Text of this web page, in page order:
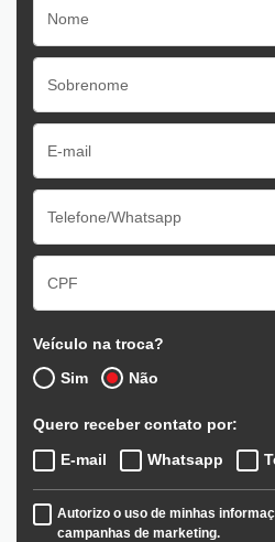
Veículo na troca?
Sim
Não
Quero receber contato por:
E-mail
Whatsapp
Autorizo o uso de minhas
campanhas de marketing.